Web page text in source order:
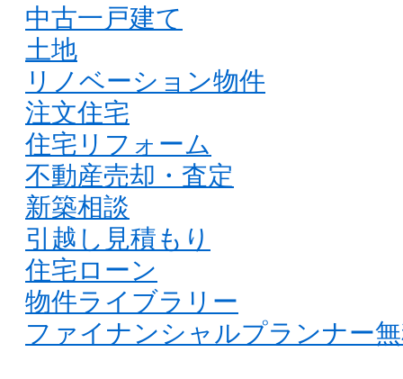
中古一戸建て
土地
リノベーション物件
注文住宅
住宅リフォーム
不動産売却・査定
新築相談
引越し見積もり
住宅ローン
物件ライブラリー
ファイナンシャルプランナー